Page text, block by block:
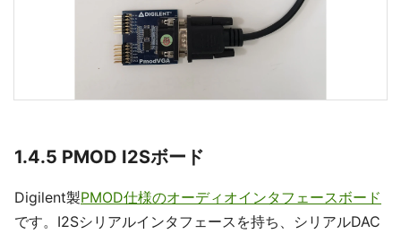
1.4.5 PMOD I2Sボード
Digilent製PMOD仕様のオーディオインタフェースボード
です。I2Sシリアルインタフェースを持ち、シリアルDAC